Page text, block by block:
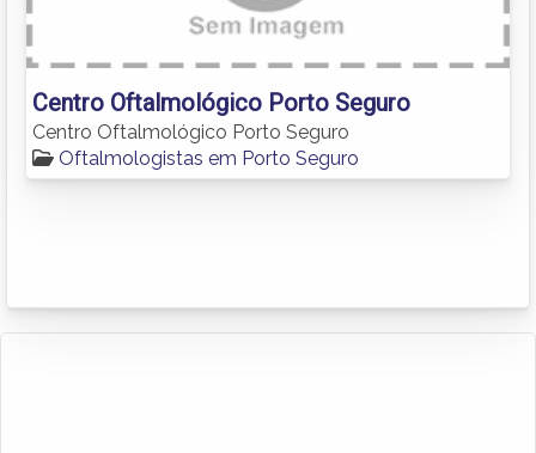
Centro Oftalmológico Porto Seguro
Centro Oftalmológico Porto Seguro
Oftalmologistas em Porto Seguro